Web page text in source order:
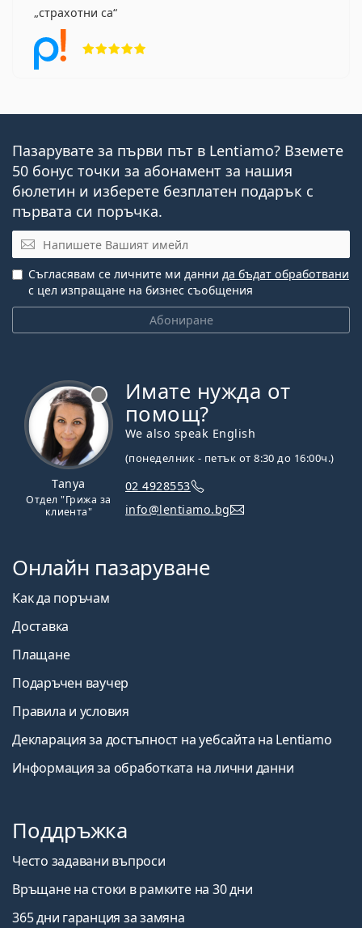
страхотни са
Пазарувате за първи път в Lentiamo? Вземете
50 бонус точки за абонамент за нашия
бюлетин и изберете безплатен подарък с
първата си поръчка.
Имейл
Абониране
Съгласявам се личните ми данни да бъдат обработвани
с цел изпращане на бизнес съобщения
Tanya
Отдел "Грижа за
клиента"
Имате нужда от
помощ?
We also speak English
(понеделник - петък от 8:30 до 16:00ч.)
02 4928553
info@lentiamo.bg
Онлайн пазаруване
Как да поръчам
Доставка
Плащане
Подаръчен ваучер
Правила и условия
Декларация за достъпност на уебсайта на Lentiamo
Информация за обработката на лични данни
Поддръжка
Често задавани въпроси
Връщане на стоки в рамките на 30 дни
365 дни гаранция за замяна